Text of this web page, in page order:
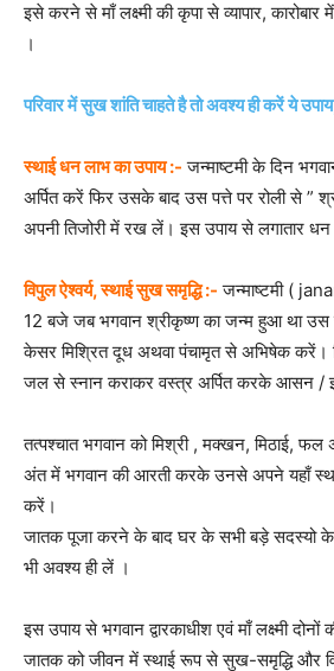
इसे करने से माँ लक्ष्मी की कृपा से व्यापार,
।
परिवार में सुख शांति चाहते है तो अवश्य ही करें ये
स्थाई धन लाभ का उपाय :- जन्माष्टमी के दिन
अर्पित करें फिर उसके बाद उस पत्ते पर रोली से”
अपनी तिजोरी में रख लें। इस उपाय से लगातार धन
विपुल ऐश्वर्य, स्थाई सुख समृद्धि :- जन्माष्टमी (
12 बजे जब भगवान श्रीकृष्ण का जन्म हुआ था उस
केसर मिश्रित दूध अथवा पंचामृत से अभिषेक करें।
जल से स्नान कराकर वस्त्र अर्पित करके आसन /
तत्पश्चात भगवान को मिश्री , मक्खन, मिठाई, फल
अंत में भगवान की आरती करके उनसे अपने यहाँ
करें।
जातक पूजा करने के बाद घर के सभी बड़े सदस्यो
भी अवश्य ही लें ।
इस उपाय से भगवान द्वारकाधीश एवं माँ लक्ष्मी दोनों
जातक को जीवन में स्थाई रूप से सुख-समृद्धि और